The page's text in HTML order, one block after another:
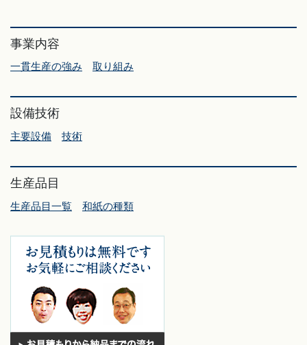
事業内容
一貫生産の強み 取り組み
設備技術
主要設備 技術
生産品目
生産品目一覧 和紙の種類